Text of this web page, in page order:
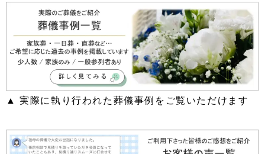
▲ 実際に執り行われた葬儀事例をご覧いただけます